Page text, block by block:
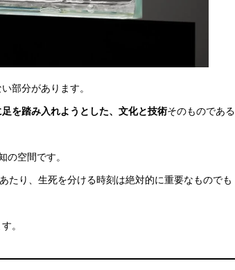
部分があります。
を踏み入れようとした、文化と技術そのものである
の空間です。
たり、生死を分ける時刻は絶対的に重要なものでも
。